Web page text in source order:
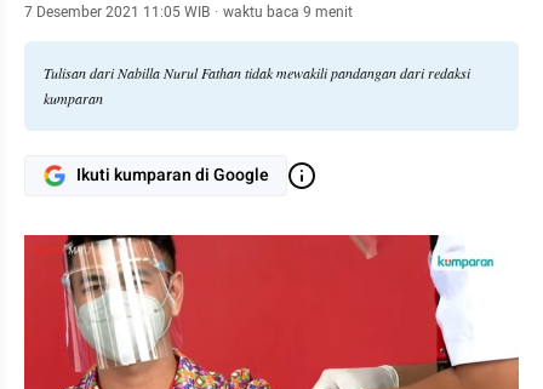
7 Desember 2021 11:05 WIB · waktu baca 9 menit
Tulisan dari Nabilla Nurul Fathan tidak mewakili pandangan dari redaksi
kumparan
Ikuti kumparan di Google